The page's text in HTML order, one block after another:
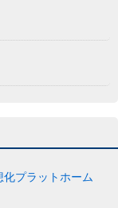
化プラットホーム